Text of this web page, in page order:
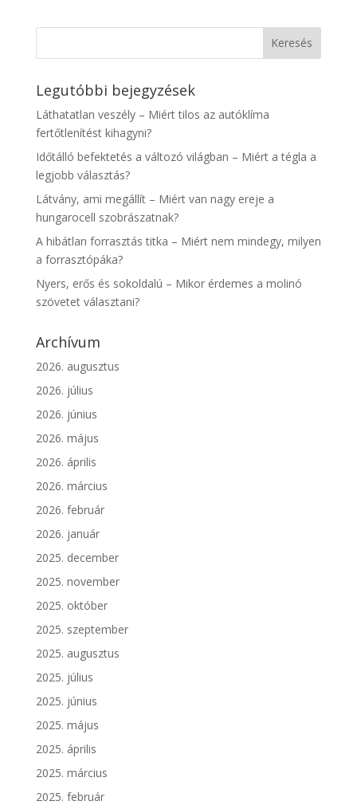
Legutóbbi bejegyzések
Láthatatlan veszély – Miért tilos az autóklíma
fertőtlenítést kihagyni?
Időtálló befektetés a változó világban – Miért a tégla a
legjobb választás?
Látvány, ami megállít – Miért van nagy ereje a
hungarocell szobrászatnak?
A hibátlan forrasztás titka – Miért nem mindegy, milyen
a forrasztópáka?
Nyers, erős és sokoldalú – Mikor érdemes a molinó
szövetet választani?
Archívum
2026. augusztus
2026. július
2026. június
2026. május
2026. április
2026. március
2026. február
2026. január
2025. december
2025. november
2025. október
2025. szeptember
2025. augusztus
2025. július
2025. június
2025. május
2025. április
2025. március
2025. február